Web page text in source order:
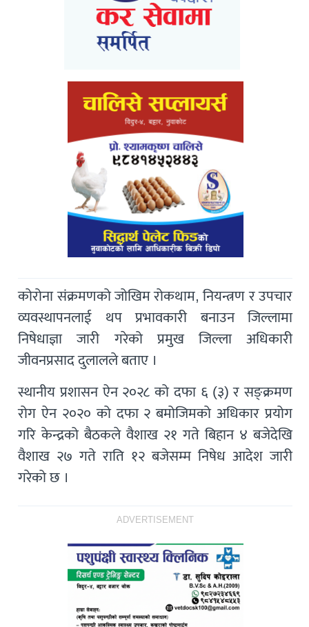
कोरोना संक्रमणको जोखिम रोकथाम, नियन्त्रण र उपचार
व्यवस्थापनलाई थप प्रभावकारी बनाउन जिल्लामा
निषेधाज्ञा जारी गरेको प्रमुख जिल्ला अधिकारी
जीवनप्रसाद दुलालले बताए ।
स्थानीय प्रशासन ऐन २०२८ को दफा ६ (३) र सङ्क्रमण
रोग ऐन २०२० को दफा २ बमोजिमको अधिकार प्रयोग
गरि केन्द्रको बैठकले वैशाख २१ गते बिहान ४ बजेदेखि
वैशाख २७ गते राति १२ बजेसम्म निषेध आदेश जारी
गरेको छ ।
ADVERTISEMENT